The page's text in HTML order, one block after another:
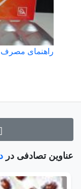
عناوین تصادفی در
راهنمای مصرف